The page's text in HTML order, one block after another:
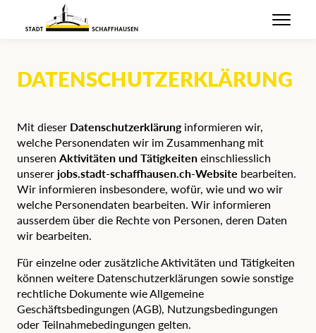
DATENSCHUTZERKLÄRUNG
Mit dieser Datenschutzerklärunginformieren wir,
welche Personendaten wir im Zusammenhang mit
unseren Aktivitäten und Tätigkeiteneinschliesslich
unserer jobs.stadt-schaffhausen.ch-Website bearbeiten.
Wir informieren insbesondere, wofür, wie und wo wir
welche Personendaten bearbeiten. Wir informieren
ausserdem über die Rechte von Personen, deren Daten
wir bearbeiten.
Für einzelne oder zusätzliche Aktivitäten und Tätigkeiten
können weitere Datenschutzerklärungen sowie sonstige
rechtliche Dokumente wie Allgemeine
Geschäftsbedingungen (AGB), Nutzungsbedingungen
oder Teilnahmebedingungen gelten.